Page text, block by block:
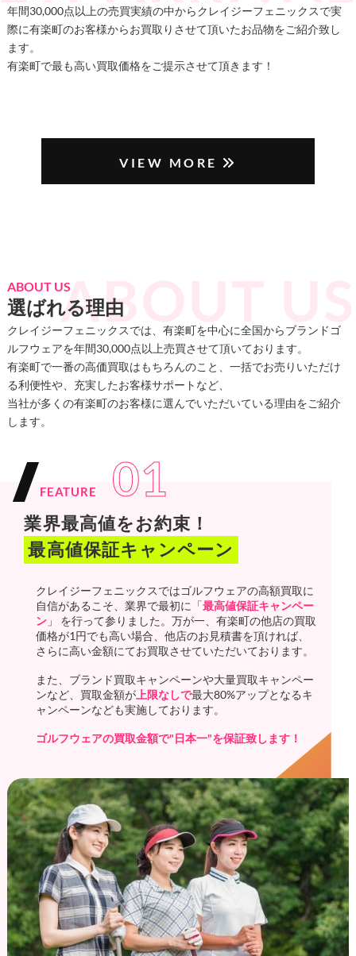
年間30,000点以上の売買実績の中からクレイジーフェニックスで実
際に有楽町のお客様からお買取りさせて頂いたお品物をご紹介致し
ます。
有楽町で最も高い買取価格をご提示させて頂きます！
VIEW MORE
ABOUT US
選ばれる理由
クレイジーフェニックスでは、有楽町を中心に全国からブランドゴ
ルフウェアを年間30,000点以上売買させて頂いております。
有楽町で一番の高価買取はもちろんのこと、一括でお売りいただけ
る利便性や、充実したお客様サポートなど、
当社が多くの有楽町のお客様に選んでいただいている理由をご紹介
します。
FEATURE 01
業界最高値をお約束！
最高値保証キャンペーン
クレイジーフェニックスではゴルフウェアの高額買取に
自信があるこそ、業界で最初に「最高値保証キャンペー
ン 」 を行って参りました。万が一、有楽町の他店の買取
価格が1円でも高い場合、他店のお見積書を頂ければ、
さらに高い金額にてお買取させていただいております。
また、ブランド買取キャンペーンや大量買取キャンペー
ンなど、買取金額が 上限なしで最大80%アップとなるキ
ャンペーンなども実施しております。
ゴルフウェアの買取金額で"日本一"を保証致します！